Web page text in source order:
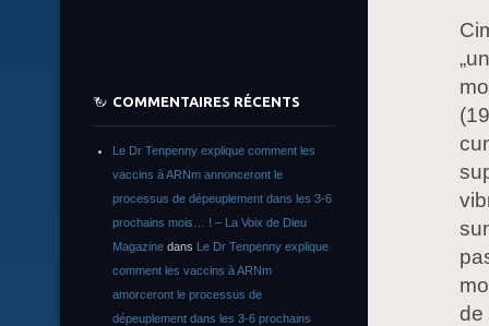
de
COMMENTAIRES RÉCENTS
Le Dr Tenpenny explique comment les
vaccins à ARNm annonceront le
processus de dépeuplement dans les 3-6
prochains mois… ! – La Voix de Dieu
Magazine dans Le Dr Tenpenny explique
comment les vaccins à ARNm
amorceront le processus de
dépeuplement dans les 3-6 prochains